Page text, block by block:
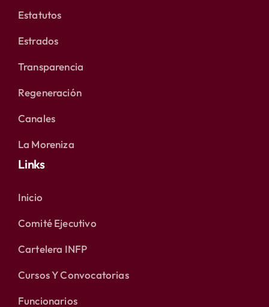
Estatutos
Estrados
Transparencia
Regeneración
Canales
La Moreniza
Links
Inicio
Comité Ejecutivo
Cartelera INFP
Cursos Y Convocatorias
Funcionarios